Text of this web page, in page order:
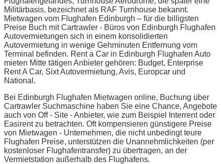
Militärbasis, bezeichnet als RAF Turnhouse bekannt.
Mietwagen vom Flughafen Edinburgh – für die billigsten
Preise Buch mit Cartrawler - Büros von Edinburgh Flughafen
Autovermietungen sich in einem konsolidierten
Autovermietung in wenige Gehminuten Entfernung vom
Terminal befinden. Rent a Car in Edinburgh Flughafen Auto
mieten Mitte tätigen Anbieter gehören: Budget, Enterprise
Rent A Car, Sixt Autovermietung, Avis, Europcar und
National.
Bei Edinburgh Flughafen Mietwagen online, Buchung über
Cartrawler Suchmaschine haben Sie eine Chance, Angebote
auch von Off - Site - Anbieter, wie zum Beispiel Interrent oder
Easirent zu betrachten. Oft kompensieren günstigere Preise
von Mietwagen - Unternehmen, die nicht unbedingt teure
Flughafen Preise, unterstützen die Unannehmlichkeiten (per
kostenloser Flughafentransfer) zu übertragen, an der
Vermietstation außerhalb des Flughafens.